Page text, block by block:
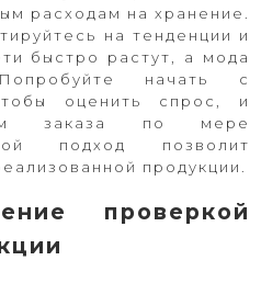
расходам на хранение.
на тенденции и
быстро растут, а мода
начать с
оценить спрос, и
заказа по мере
подход позволит
продукции.
проверкой